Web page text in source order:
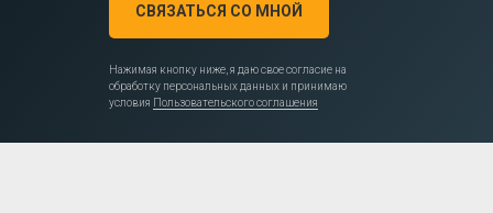
СВЯЗАТЬСЯ СО МНОЙ
Нажимая кнопку ниже, я даю свое согласие на
обработку персональных данных и принимаю
условия Пользовательского соглашения